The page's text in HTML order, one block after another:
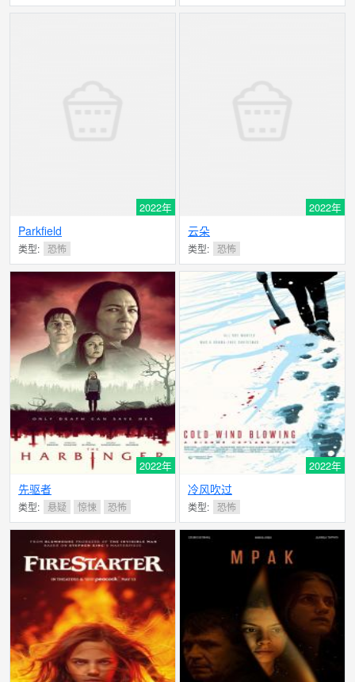
2022年
Parkfield
类型: 恐怖
2022年
云朵
类型: 恐怖
2022年
先驱者
类型: 悬疑 惊悚 恐怖
2022年
冷风吹过
类型: 恐怖